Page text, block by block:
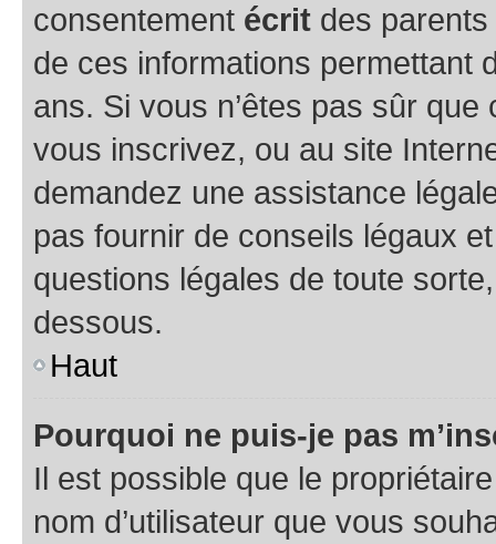
consentement écrit des parents
de ces informations permettant
ans. Si vous n’êtes pas sûr
vous inscrivez, ou au site
demandez une assistance
pas fournir de conseils légaux
questions légales de toute
dessous.
Haut
Pourquoi ne puis-je pas
Il est possible que le
nom d’utilisateur que vous